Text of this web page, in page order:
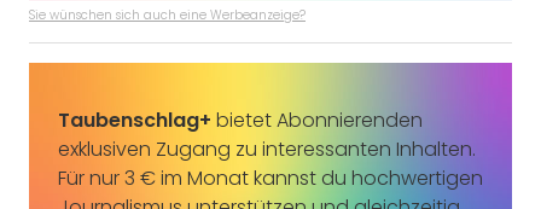
Sie wünschen sich auch eine Werbeanzeige?
Taubenschlag+ bietet Abonnierenden
exklusiven Zugang zu interessanten Inhalten.
Für nur 3 € im Monat kannst du hochwertigen